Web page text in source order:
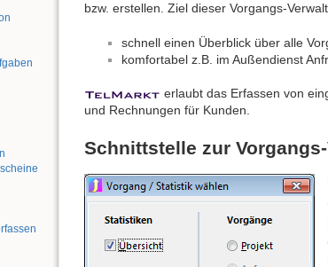
bzw. erstellen. Ziel dieser Vorgangs-
schnell einen Überblick über alle
komfortabel z.B. im Außendienst
erlaubt das Erfassen von
und Rechnungen für Kunden.
Schnittstelle zur